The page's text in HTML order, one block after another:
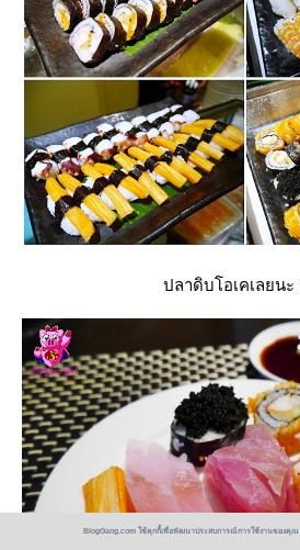
ปลาดิบโอเคเลยนะ
BlogGang.com ใช้คุกกี้เพื่อพัฒนาประสบการณ์การใช้งานของคุณ